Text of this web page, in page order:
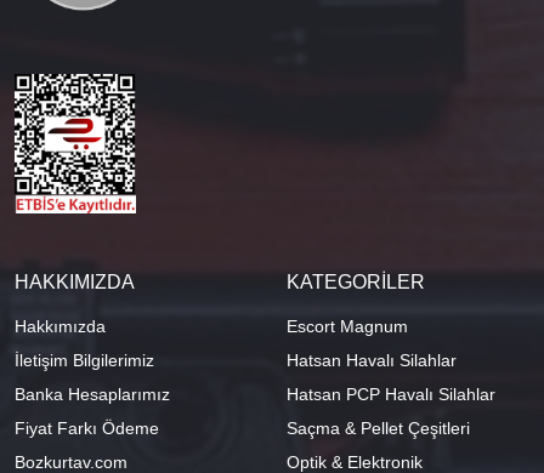
HAKKIMIZDA
Hakkımızda
İletişim Bilgilerimiz
Banka Hesaplarımız
Fiyat Farkı Ödeme
Bozkurtav.com
KATEGORİLER
Escort Magnum
Hatsan Havalı Silahlar
Hatsan PCP Havalı Silahlar
Saçma & Pellet Çeşitleri
Optik & Elektronik